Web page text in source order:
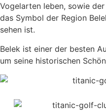
Vogelarten leben, sowie
das Symbol der Region
sehen ist.
Belek ist einer der besten
um seine historischen